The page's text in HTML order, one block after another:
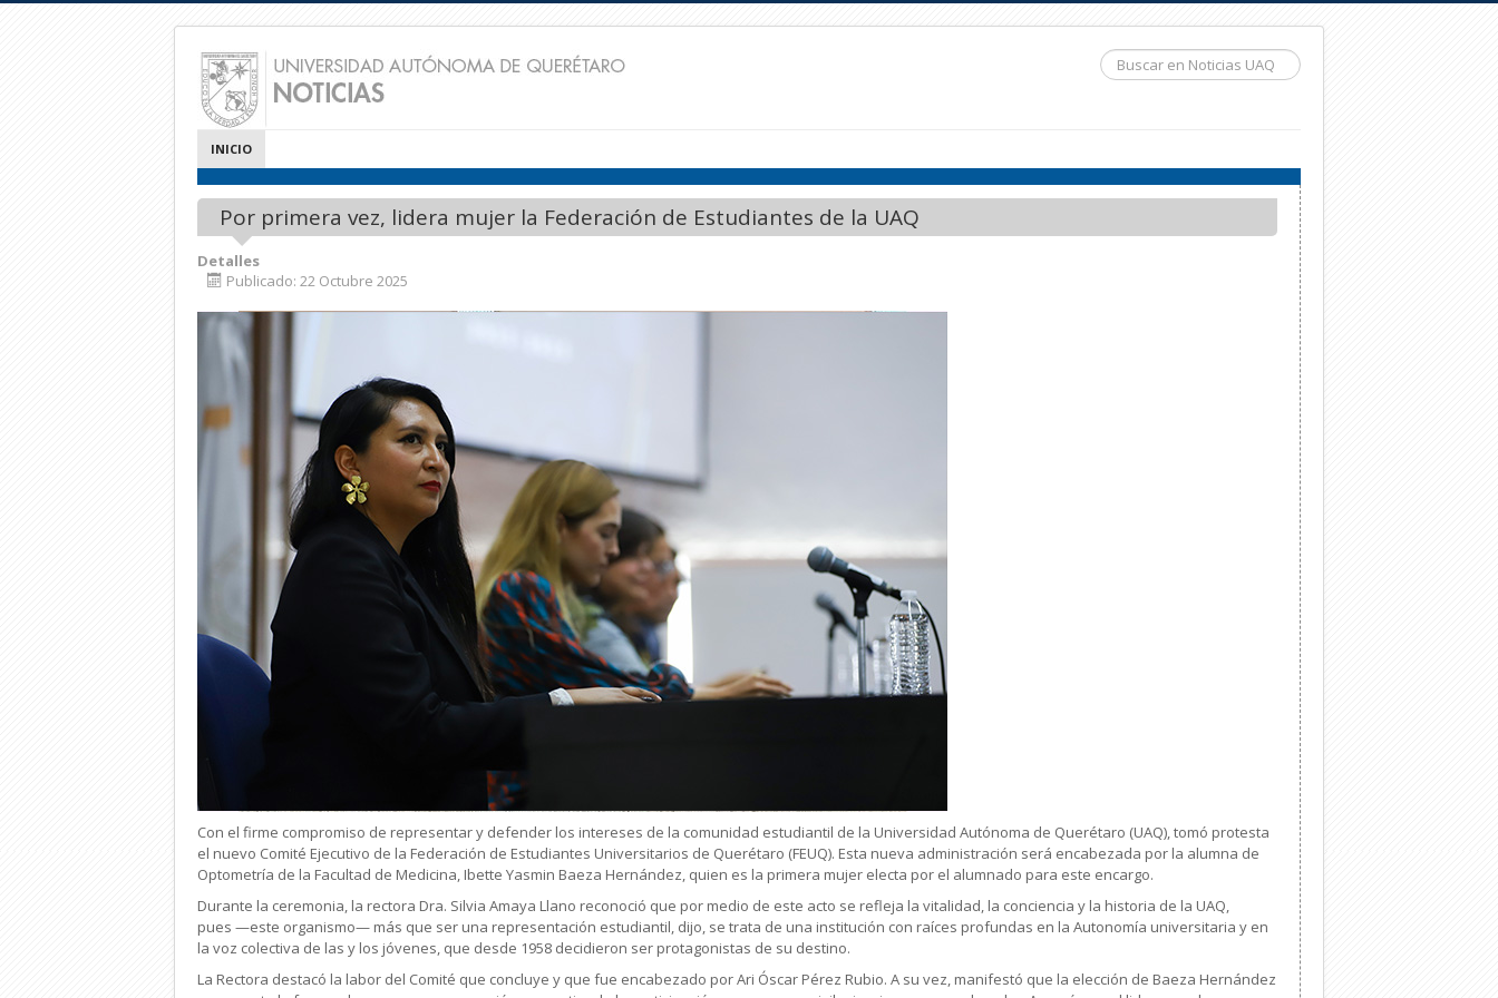
Buscar...
INICIO
Por primera vez, lidera mujer la Federación de Estudiantes de la UAQ
Detalles
Publicado: 22 Octubre 2025
Con el firme compromiso de representar y defender los intereses de la comunidad estudiantil de la Universidad Autónoma de Querétaro (UAQ), tomó protesta
el nuevo Comité Ejecutivo de la Federación de Estudiantes Universitarios de Querétaro (FEUQ). Esta nueva administración será encabezada por la alumna de
Optometría de la Facultad de Medicina, Ibette Yasmin Baeza Hernández, quien es la primera mujer electa por el alumnado para este encargo.
Durante la ceremonia, la rectora Dra. Silvia Amaya Llano reconoció que por medio de este acto se refleja la vitalidad, la conciencia y la historia de la UAQ,
pues —este organismo— más que ser una representación estudiantil, dijo, se trata de una institución con raíces profundas en la Autonomía universitaria y en
la voz colectiva de las y los jóvenes, que desde 1958 decidieron ser protagonistas de su destino.
La Rectora destacó la labor del Comité que concluye y que fue encabezado por Ari Óscar Pérez Rubio. A su vez, manifestó que la elección de Baeza Hernández